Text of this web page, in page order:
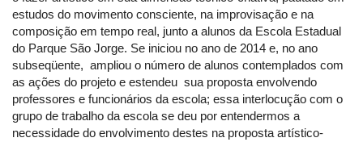
estudos do movimento consciente, na improvisação e na
composição em tempo real, junto a alunos da Escola Estadual
do Parque São Jorge. Se iniciou no ano de 2014 e, no ano
subseqüente, ampliou o número de alunos contemplados com
as ações do projeto e estendeu sua proposta envolvendo
professores e funcionários da escola; essa interlocução com o
grupo de trabalho da escola se deu por entendermos a
necessidade do envolvimento destes na proposta artístico-